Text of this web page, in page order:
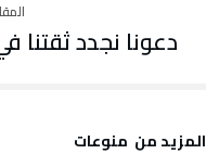
دعونا نجدد ثقتنا
‫المزيد من ‬ منوعات